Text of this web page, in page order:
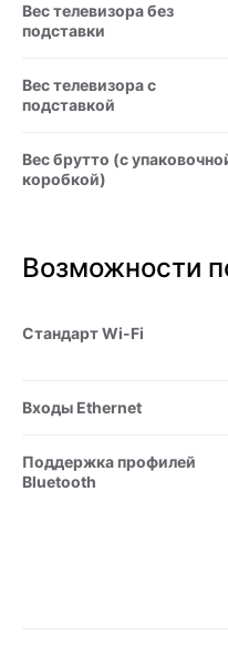
Вес телевизора без
подставки
Вес телевизора с
подставкой
Вес брутто (с
коробкой)
Возможности
Стандарт Wi-Fi
Входы Ethernet
Поддержка профилей
Bluetooth